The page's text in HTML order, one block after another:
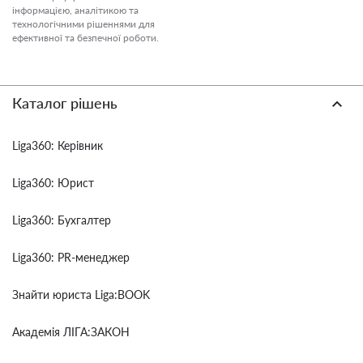
інформацією, аналітикою та
технологічними рішеннями для
ефективної та безпечної роботи.
Каталог рішень
Liga360: Керівник
Liga360: Юрист
Liga360: Бухгалтер
Liga360: PR-менеджер
Знайти юриста Liga:BOOK
Академія ЛІГА:ЗАКОН